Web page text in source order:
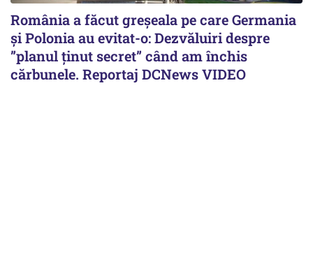
România a făcut greșeala pe care Germania
și Polonia au evitat-o: Dezvăluiri despre
”planul ținut secret” când am închis
cărbunele. Reportaj DCNews VIDEO